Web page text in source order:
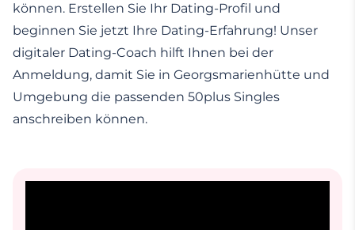
können. Erstellen Sie Ihr Dating-Profil und
beginnen Sie jetzt Ihre Dating-Erfahrung! Unser
digitaler Dating-Coach hilft Ihnen bei der
Anmeldung, damit Sie in Georgsmarienhütte und
Umgebung die passenden 50plus Singles
anschreiben können.